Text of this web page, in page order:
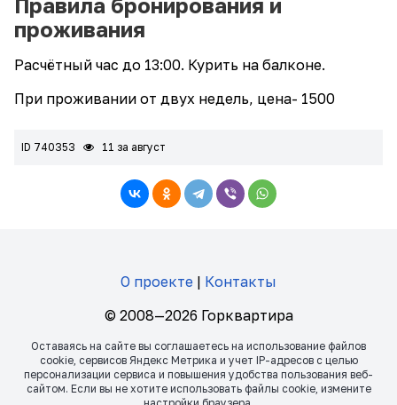
проживания
Расчётный час до 13:00. Курить на балконе.
При проживании от двух недель, цена- 1500
ID 740353 11 за август
О проекте | Контакты
© 2008—2026 Горквартира
Оставаясь на сайте вы соглашаетесь на использование файлов
сookie, сервисов Яндекс Метрика и учет IP-адресов с целью
персонализации сервиса и повышения удобства пользования веб-
сайтом. Если вы не хотите использовать файлы сookie, измените